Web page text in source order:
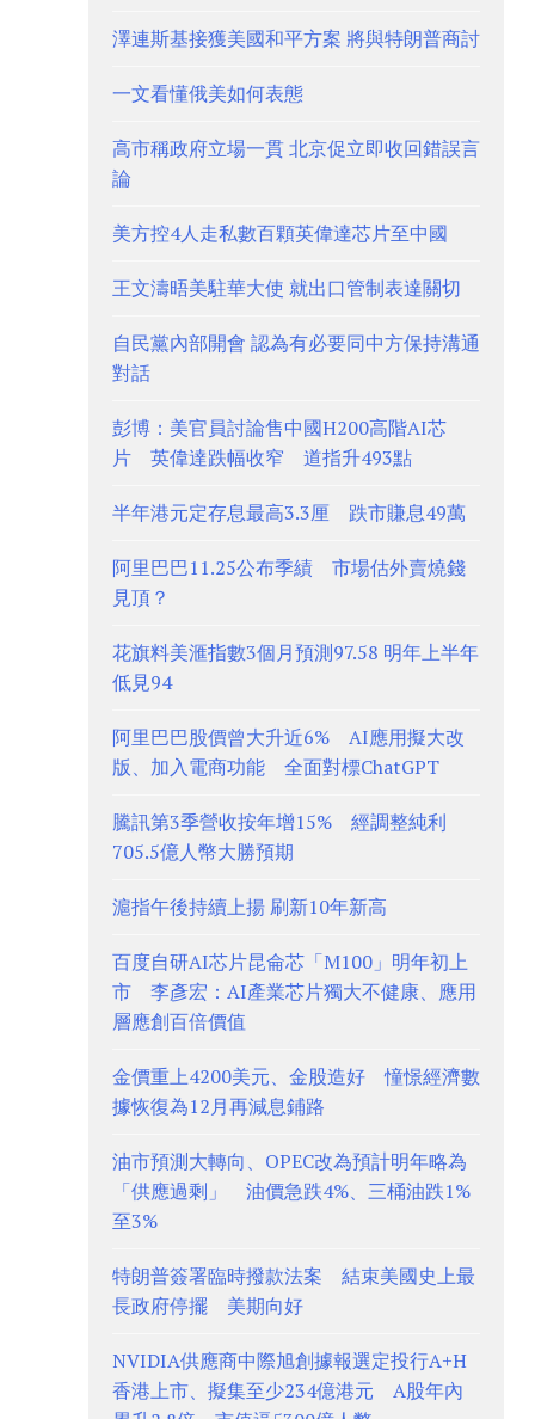
澤連斯基接獲美國和平方案 將與特朗普商討
一文看懂俄美如何表態
高市稱政府立場一貫 北京促立即收回錯誤言
論
美方控4人走私數百顆英偉達芯片至中國
王文濤晤美駐華大使 就出口管制表達關切
自民黨內部開會 認為有必要同中方保持溝通
對話
彭博：美官員討論售中國H200高階AI芯
片 英偉達跌幅收窄 道指升493點
半年港元定存息最高3.3厘 跌市賺息49萬
阿里巴巴11.25公布季績 市場估外賣燒錢
見頂？
花旗料美滙指數3個月預測97.58 明年上半年
低見94
阿里巴巴股價曾大升近6% AI應用擬大改
版、加入電商功能 全面對標ChatGPT
騰訊第3季營收按年增15% 經調整純利
705.5億人幣大勝預期
滬指午後持續上揚 刷新10年新高
百度自研AI芯片昆侖芯「M100」明年初上
市 李彥宏：AI產業芯片獨大不健康、應用
層應創百倍價值
金價重上4200美元、金股造好 憧憬經濟數
據恢復為12月再減息鋪路
油市預測大轉向、OPEC改為預計明年略為
「供應過剩」 油價急跌4%、三桶油跌1%
至3%
特朗普簽署臨時撥款法案 結束美國史上最
長政府停擺 美期向好
NVIDIA供應商中際旭創據報選定投行A+H
香港上市、擬集至少234億港元 A股年內